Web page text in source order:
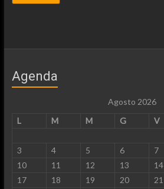
Agenda
Agosto 2026
L
M M G V
3
4 5 6 7
10
11 12 13 14
17
18 19 20 21